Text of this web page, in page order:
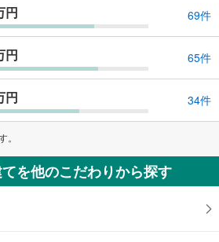
円 69件
円 65件
円 34件
を他のこだわりから探す